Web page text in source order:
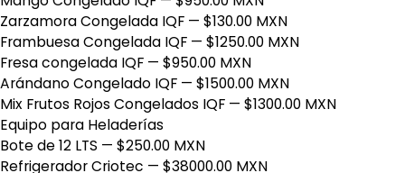
Zarzamora Congelada IQF — $130.00 MXN
Frambuesa Congelada IQF — $1250.00 MXN
Fresa congelada IQF — $950.00 MXN
Arándano Congelado IQF — $1500.00 MXN
Mix Frutos Rojos Congelados IQF — $1300.00 MXN
Equipo para Heladerías
Bote de 12 LTS — $250.00 MXN
Refrigerador Criotec — $38000.00 MXN